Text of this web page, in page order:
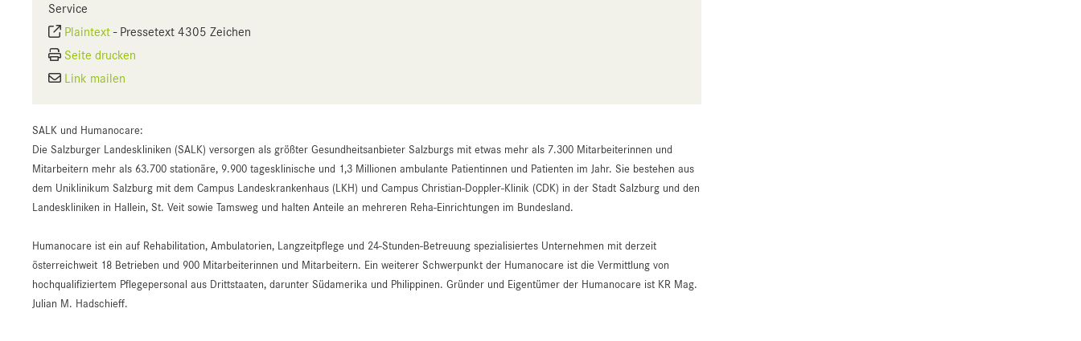
Service
Plaintext - Pressetext 4305 Zeichen
Seite drucken
Link mailen
SALK und Humanocare:
Die Salzburger Landeskliniken (SALK) versorgen als größter Gesundheitsanbieter Salzburgs mit etwas mehr als 7.300 Mitarbeiterinnen und
Mitarbeitern mehr als 63.700 stationäre, 9.900 tagesklinische und 1,3 Millionen ambulante Patientinnen und Patienten im Jahr. Sie bestehen aus
dem Uniklinikum Salzburg mit dem Campus Landeskrankenhaus (LKH) und Campus Christian-Doppler-Klinik (CDK) in der Stadt Salzburg und den
Landeskliniken in Hallein, St. Veit sowie Tamsweg und halten Anteile an mehreren Reha-Einrichtungen im Bundesland.
Humanocare ist ein auf Rehabilitation, Ambulatorien, Langzeitpflege und 24-Stunden-Betreuung spezialisiertes Unternehmen mit derzeit
österreichweit 18 Betrieben und 900 Mitarbeiterinnen und Mitarbeitern. Ein weiterer Schwerpunkt der Humanocare ist die Vermittlung von
hochqualifiziertem Pflegepersonal aus Drittstaaten, darunter Südamerika und Philippinen. Gründer und Eigentümer der Humanocare ist KR Mag.
Julian M. Hadschieff.